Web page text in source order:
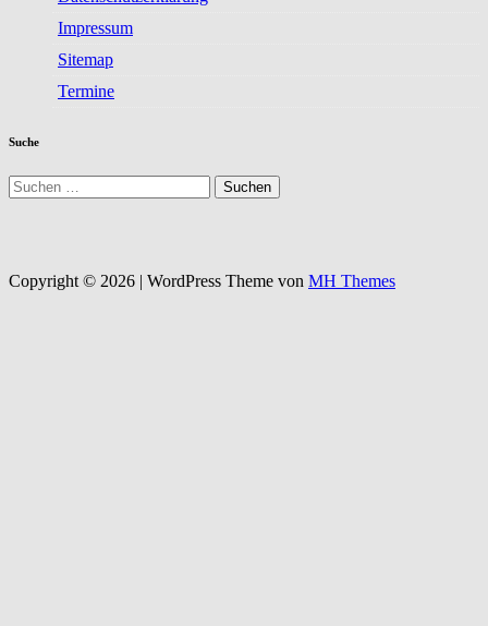
Impressum
Sitemap
Termine
Suche
Suchen
nach:
Copyright © 2026 | WordPress Theme von MH Themes